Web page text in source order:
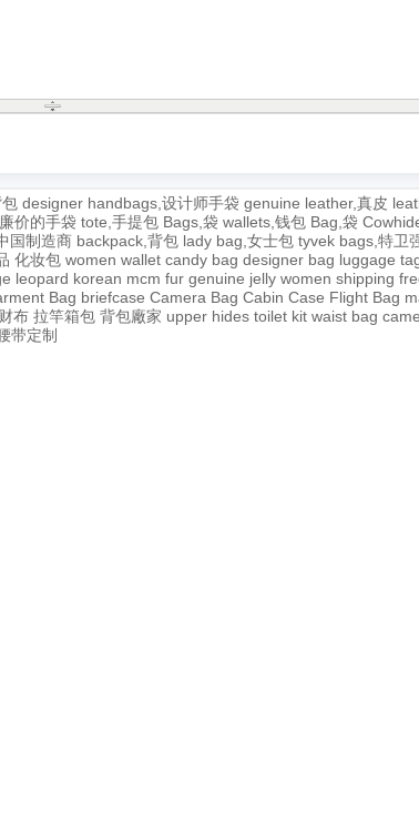
designer handbags,设计师手袋 genuine leather,真皮
价的手袋 tote,手提包 Bags,袋 wallets,钱包 Bag,袋
国制造商 backpack,背包 lady bag,女士包 tyvek bags,特卫
化妆包 women wallet candy bag designer bag luggage
leopard korean mcm fur genuine jelly women shipping
Bag briefcase Camera Bag Cabin Case Flight Bag
财布 拉竿箱包 背包廠家 upper hides toilet kit waist bag
带定制